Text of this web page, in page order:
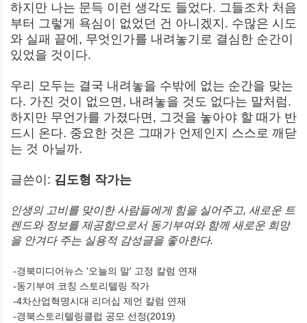
하지만 나는 문득 이런 생각도 들었다. 그들조차 처음
부터 그렇게 욕심이 없었던 건 아니겠지. 수많은 시도
와 실패 끝에, 무엇인가를 내려놓기로 결심한 순간이
있었을 것이다.
우리 모두는 결국 내려놓을 수밖에 없는 순간을 맞는
다. 가진 것이 없으면, 내려놓을 것도 없다는 말처럼.
하지만 무언가를 가졌다면, 그것을 놓아야 할 때가 반
드시 온다. 중요한 것은 그때가 언제인지 스스로 깨닫
는 것 아닐까.
글쓴이: 김도형 작가는
인생의 고비를 맞이한 사람들에게 힘을 실어주고, 새로운 트
렌드와 정보를 제공함으로서 동기부여와 함께 새로운 희망
을 안겨다 주는 실용적 감성글을 좋아한다.
-경북미디어뉴스 '오늘의 말' 고정 칼럼 연재
-동기부여 코칭 스토리텔링 작가
-4차산업혁명시대 리더십 제언 칼럼 연재
-경북스토리텔링클럽 공모 선정(2019)